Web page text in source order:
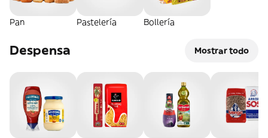
Pan Pastelería Bollería
Despensa Mostrar todo